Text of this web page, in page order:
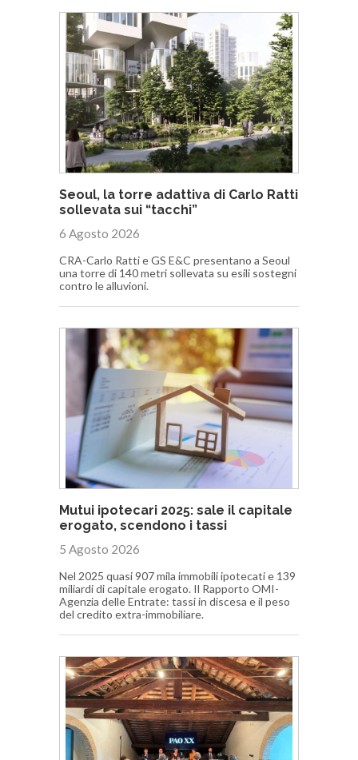
Seoul, la torre adattiva di Carlo Ratti
sollevata sui “tacchi”
6 Agosto 2026
CRA-Carlo Ratti e GS E&C presentano a Seoul
una torre di 140 metri sollevata su esili sostegni
contro le alluvioni.
Mutui ipotecari 2025: sale il capitale
erogato, scendono i tassi
5 Agosto 2026
Nel 2025 quasi 907 mila immobili ipotecati e 139
miliardi di capitale erogato. Il Rapporto OMI-
Agenzia delle Entrate: tassi in discesa e il peso
del credito extra-immobiliare.